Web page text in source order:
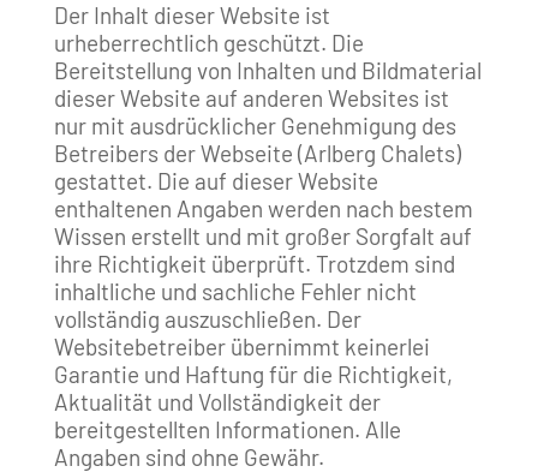
Der Inhalt dieser Website ist
urheberrechtlich geschützt. Die
Bereitstellung von Inhalten und Bildmaterial
dieser Website auf anderen Websites ist
nur mit ausdrücklicher Genehmigung des
Betreibers der Webseite (Arlberg Chalets)
gestattet. Die auf dieser Website
enthaltenen Angaben werden nach bestem
Wissen erstellt und mit großer Sorgfalt auf
ihre Richtigkeit überprüft. Trotzdem sind
inhaltliche und sachliche Fehler nicht
vollständig auszuschließen. Der
Websitebetreiber übernimmt keinerlei
Garantie und Haftung für die Richtigkeit,
Aktualität und Vollständigkeit der
bereitgestellten Informationen. Alle
Angaben sind ohne Gewähr.